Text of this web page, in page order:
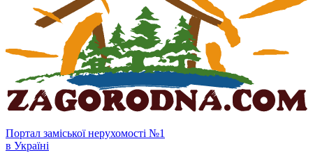
Портал заміської нерухомості №1
в Україні